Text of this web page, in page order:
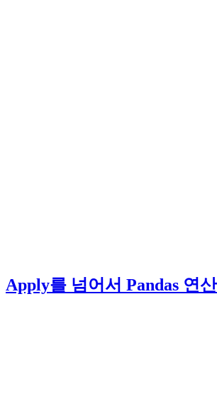
Apply를 넘어서 Pandas 연